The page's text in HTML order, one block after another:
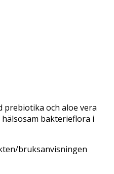
prebiotika och aloe vera
bakterieflora i
bruksanvisningen